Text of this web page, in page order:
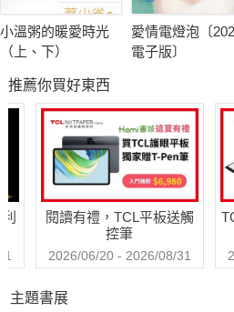
小溫粥的暖愛時光
（上、下）
愛情電燈泡〔
電子版〕
推薦你買好東西
閱讀有禮，TCL平板送觸
控筆
2026/06/20 - 2026/08/31
主題書展